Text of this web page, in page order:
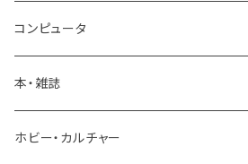
ロードバイク
トラック ダンプ
パーツ
建設機械 重機
コンピュータ
本・雑誌
ホビー・カルチャー